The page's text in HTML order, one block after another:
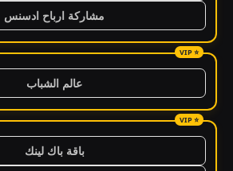
مشاركة ارباح ادسنس
عالم الشباب
باقة باك لينك